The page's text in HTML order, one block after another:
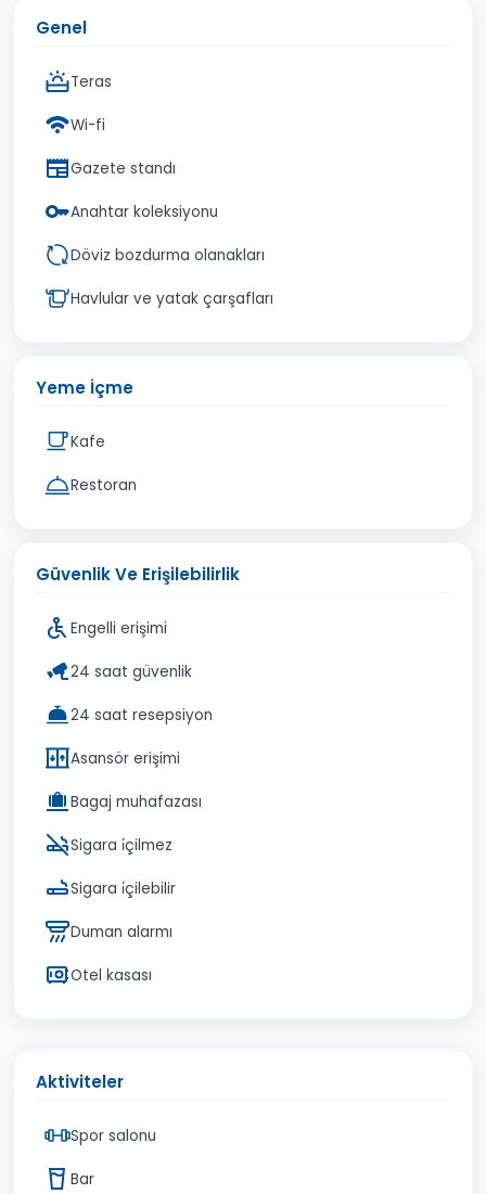
Genel
Teras
Wi-fi
Gazete standı
Anahtar koleksiyonu
Döviz bozdurma olanakları
Havlular ve yatak çarşafları
Yeme İçme
Kafe
Restoran
Güvenlik Ve Erişilebilirlik
Engelli erişimi
24 saat güvenlik
24 saat resepsiyon
Asansör erişimi
Bagaj muhafazası
Sigara i̇çilmez
Sigara i̇çilebilir
Duman alarmı
Otel kasası
Aktiviteler
Spor salonu
Bar